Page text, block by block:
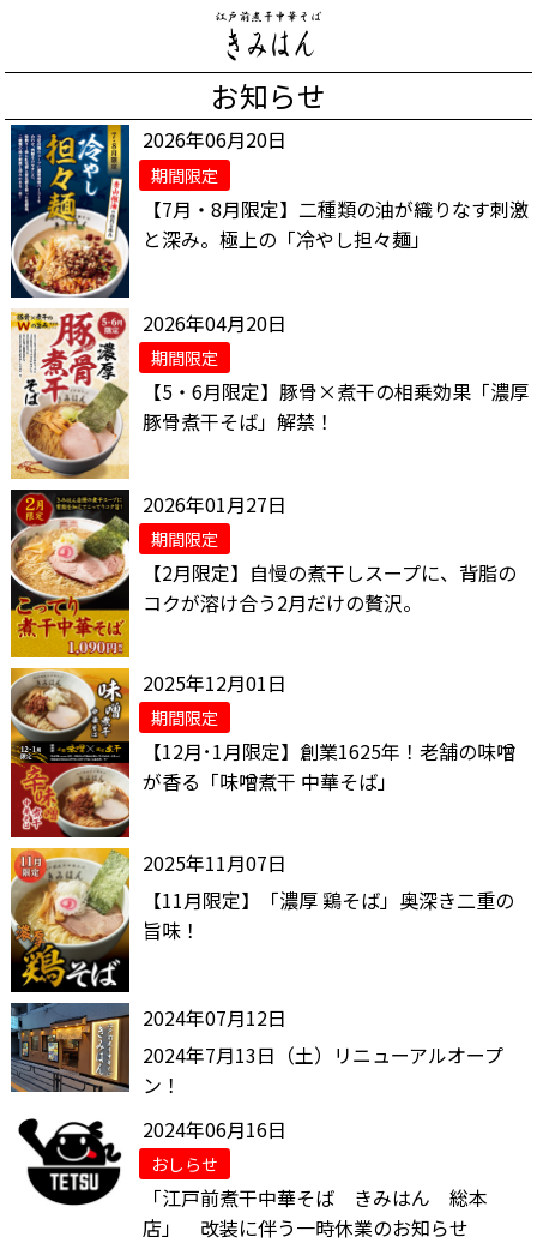
お知らせ
2026年06月20日
期間限定
【7月・8月限定】二種類の油が織りなす刺激
と深み。極上の「冷やし担々麺」
2026年04月20日
期間限定
【5・6月限定】豚骨×煮干の相乗効果「濃厚
豚骨煮干そば」解禁！
2026年01月27日
期間限定
【2月限定】自慢の煮干しスープに、背脂の
コクが溶け合う2月だけの贅沢。
2025年12月01日
期間限定
【12月･1月限定】創業1625年！老舗の味噌
が香る「味噌煮干 中華そば」
2025年11月07日
【11月限定】「濃厚 鶏そば」奥深き二重の
旨味！
2024年07月12日
2024年7月13日（土）リニューアルオープ
ン！
2024年06月16日
おしらせ
「江戸前煮干中華そば きみはん 総本
店」 改装に伴う一時休業のお知らせ